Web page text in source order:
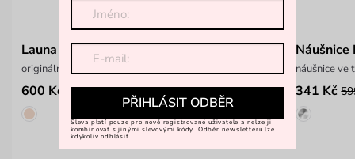
Launa Black
originální psaníčko s monogramem
600 Kč 1 199 Kč
Náušnice
náušnice ve
341 Kč
PŘIHLÁSIT ODBĚR
Sleva platí pouze pro nově registrované uživatele a nelze ji
kombinovat s jinými slevovými kódy. Odběr newsletteru lze
kdykoliv odhlásit.